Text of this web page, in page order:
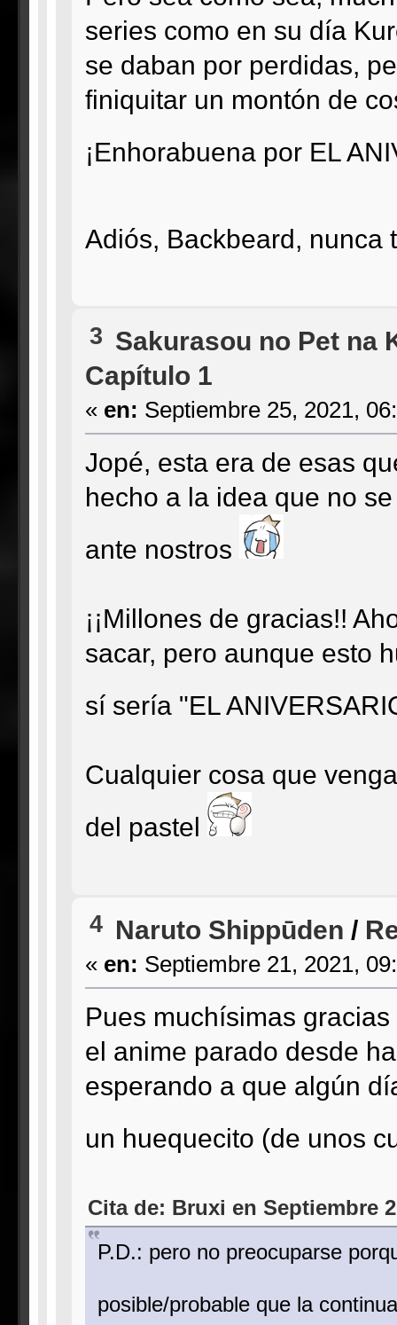
series como en su día
se daban por perdidas,
finiquitar un montón de
¡Enhorabuena por EL
Adiós, Backbeard, nunca
3 Sakurasou no Pet na
Capítulo 1
« en: Septiembre 25, 2021,
Jopé, esta era de esas
hecho a la idea que no
ante nostros
¡¡Millones de gracias!!
sacar, pero aunque esto
sí sería "EL
Cualquier cosa que
del pastel
4 Naruto Shippūden /
« en: Septiembre 21, 2021,
Pues muchísimas
el anime parado desde
esperando a que algún
un huequecito (de unos
Cita de: Bruxi en Septiembre
P.D.: pero no preocuparse
posible/probable que la